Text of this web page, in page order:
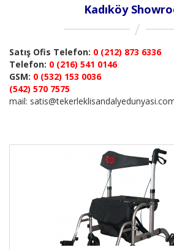
Kadıköy
Satış Ofis Telefon: 0 (212) 873 6336
Telefon: 0 (216) 541 0146
GSM: 0 (532) 153 0036
(542) 570 7575
mail: